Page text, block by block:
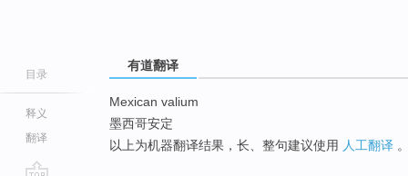
目录
释义
翻译
有道翻译
Mexican valium
墨西哥安定
以上为机器翻译结果，长、整句建议使用 人工翻译